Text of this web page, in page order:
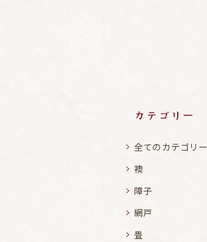
カテゴリー
全てのカテゴリー
襖
障子
網戸
畳